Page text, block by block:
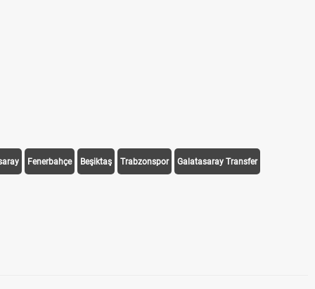
Fenerbahçe Beşiktaş Trabzonspor Galatasaray Transfer